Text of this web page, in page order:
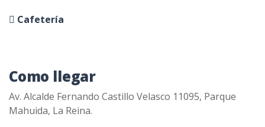
Cafetería
Como llegar
Av. Alcalde Fernando Castillo Velasco 11095, Parque
Mahuida, La Reina.